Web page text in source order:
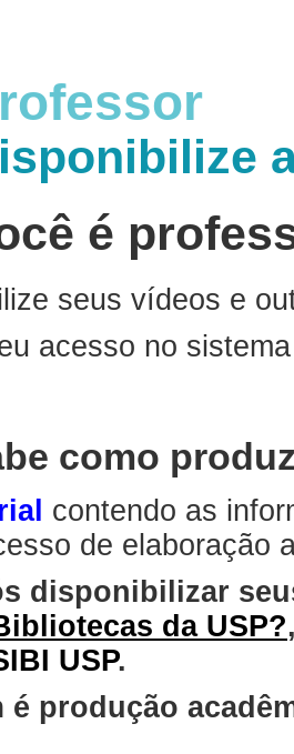
é
seus vídeos e
acesso no
como
contendo as
de elaboração
disponibilizar
da USP?
USP.
é produção